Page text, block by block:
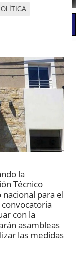
la
Técnico
para el
con la
asambleas
las medidas